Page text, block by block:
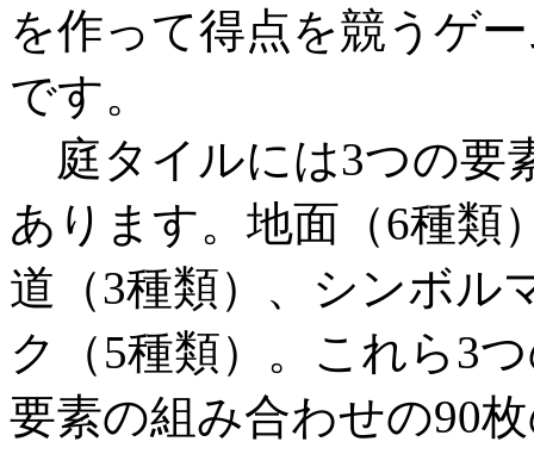
を作って得点を競うゲ
です。
庭タイルには3つの要
あります。地面（6種類
道（3種類）、シンボル
ク（5種類）。これら3
要素の組み合わせの90